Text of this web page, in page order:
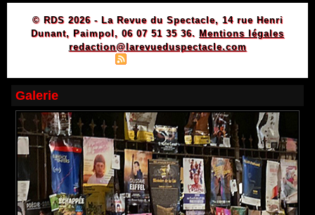
© RDS 2026 - La Revue du Spectacle, 14 rue Henri
Dunant, Paimpol, 06 07 51 35 36. Mentions légales
redaction@larevueduspectacle.com
Galerie